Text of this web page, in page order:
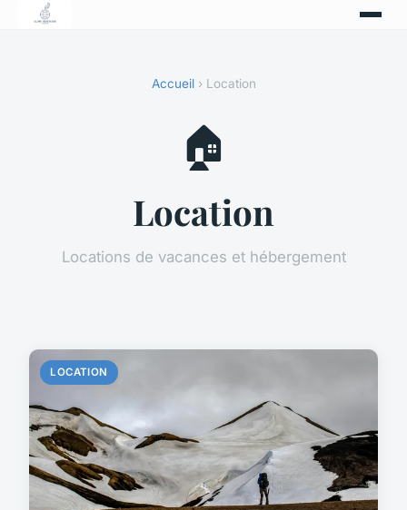
Accueil› Location
🏠
Location
Locations de vacances et hébergement
LOCATION